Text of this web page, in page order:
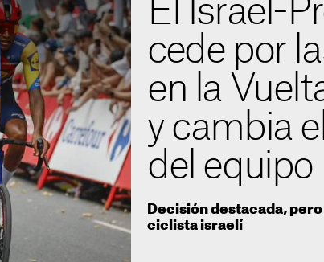
El Israel-
cede por
en la
y cambia
del equipo
Decisión destacada,
ciclista israelí